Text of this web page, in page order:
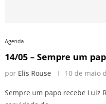
Agenda
14/05 – Sempre um
por Elis Rouse 10 de maio
Sempre um papo recebe Luiz